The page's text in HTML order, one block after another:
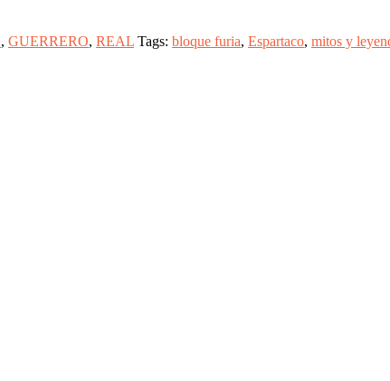
, GUERRERO, REAL Tags: bloque furia, Espartaco, mitos y